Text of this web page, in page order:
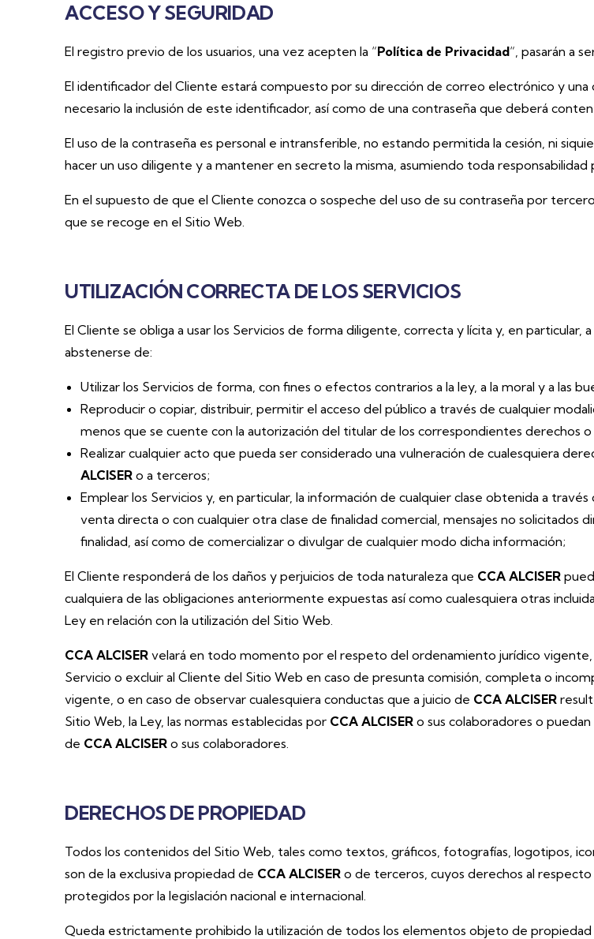
ACCESO Y SEGURIDAD
El registro previo de los usuarios, una vez acepten la “Política de Privacidad“, pasarán a
El identificador del Cliente estará compuesto por su dirección de correo electrónico y una
necesario la inclusión de este identificador, así como de una contraseña que deberá
El uso de la contraseña es personal e intransferible, no estando permitida la cesión, ni
hacer un uso diligente y a mantener en secreto la misma, asumiendo toda responsabilidad
En el supuesto de que el Cliente conozca o sospeche del uso de su contraseña por
que se recoge en el Sitio Web.
UTILIZACIÓN CORRECTA DE LOS SERVICIOS
El Cliente se obliga a usar los Servicios de forma diligente, correcta y lícita y, en
abstenerse de:
Utilizar los Servicios de forma, con fines o efectos contrarios a la ley, a la moral y a las
Reproducir o copiar, distribuir, permitir el acceso del público a través de cualquier
menos que se cuente con la autorización del titular de los correspondientes derechos
Realizar cualquier acto que pueda ser considerado una vulneración de cualesquiera
ALCISER o a terceros;
Emplear los Servicios y, en particular, la información de cualquier clase obtenida a
venta directa o con cualquier otra clase de finalidad comercial, mensajes no solicitados
finalidad, así como de comercializar o divulgar de cualquier modo dicha información;
El Cliente responderá de los daños y perjuicios de toda naturaleza que CCA ALCISER
cualquiera de las obligaciones anteriormente expuestas así como cualesquiera otras
Ley en relación con la utilización del Sitio Web.
CCA ALCISER velará en todo momento por el respeto del ordenamiento jurídico
Servicio o excluir al Cliente del Sitio Web en caso de presunta comisión, completa o
vigente, o en caso de observar cualesquiera conductas que a juicio de CCA ALCISER
Sitio Web, la Ley, las normas establecidas por CCA ALCISER o sus colaboradores o
de CCA ALCISER o sus colaboradores.
DERECHOS DE PROPIEDAD
Todos los contenidos del Sitio Web, tales como textos, gráficos, fotografías, logotipos,
son de la exclusiva propiedad de CCA ALCISER o de terceros, cuyos derechos al
protegidos por la legislación nacional e internacional.
Queda estrictamente prohibido la utilización de todos los elementos objeto de